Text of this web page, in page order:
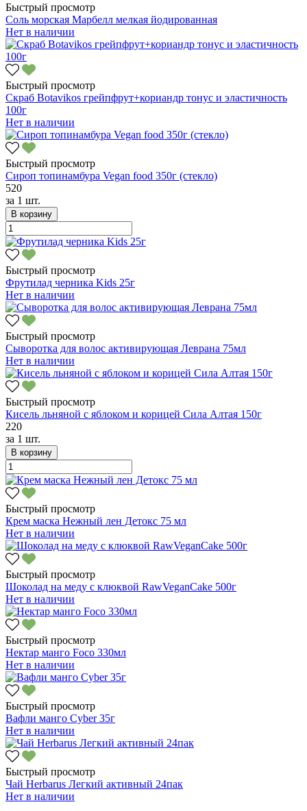
Быстрый просмотр
Соль морская Марбелл мелкая йодированная
Нет в наличии
Быстрый просмотр
Скраб Botavikos грейпфрут+кориандр тонус и эластичность
100г
Нет в наличии
Быстрый просмотр
Сироп топинамбура Vegan food 350г (стекло)
520
за 1 шт.
В корзину
Быстрый просмотр
Фрутилад черника Kids 25г
Нет в наличии
Быстрый просмотр
Сыворотка для волос активирующая Леврана 75мл
Нет в наличии
Быстрый просмотр
Кисель льняной с яблоком и корицей Сила Алтая 150г
220
за 1 шт.
В корзину
Быстрый просмотр
Крем маска Нежный лен Детокс 75 мл
Нет в наличии
Быстрый просмотр
Шоколад на меду с клюквой RawVeganCake 500г
Нет в наличии
Быстрый просмотр
Нектар манго Foco 330мл
Нет в наличии
Быстрый просмотр
Вафли манго Cyber 35г
Нет в наличии
Быстрый просмотр
Чай Herbarus Легкий активный 24пак
Нет в наличии